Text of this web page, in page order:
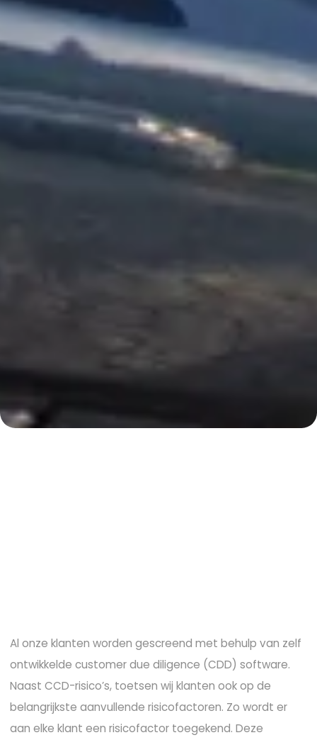
Een (actieve) onderneming
Al onze klanten worden gescreend met behulp van zelf
ontwikkelde customer due diligence (CDD) software.
Naast CCD-risico’s, toetsen wij klanten ook op de
belangrijkste aanvullende risicofactoren. Zo wordt er
aan elke klant een risicofactor toegekend. Deze